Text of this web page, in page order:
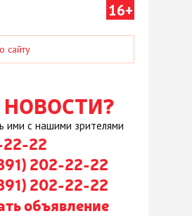
16+
НОВОСТИ?
ими с нашими зрителями
22
202-22-22
202-22-22
объявление